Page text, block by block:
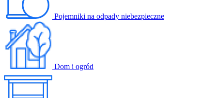
Pojemniki na odpady niebezpieczne
Dom i ogród